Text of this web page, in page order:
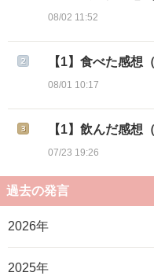
08/02 11:52
【1】食べた感想
08/01 10:17
【1】飲んだ感想
07/23 19:26
過去の発言
2026年
2025年